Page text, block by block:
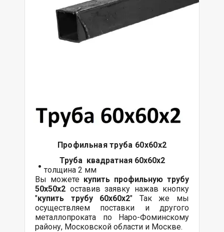
Профильная труба 60х60х2
Труба квадратная 60х60х2
толщина 2 мм
Вы можете купить профильную трубу
50х50х2 оставив заявку нажав кнопку
"купить трубу60х60х2" Так же мы
осуществляем поставки и другого
металлопроката по Наро-Фоминскому
району, Московской области и Москве.